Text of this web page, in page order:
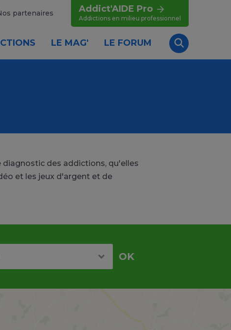
partenaires Addict'AIDE Pro
Addictions en milieu professionnel
LE MAG' LE FORUM
Recherche
des addictions, qu'elles
et les jeux d'argent et de
OK